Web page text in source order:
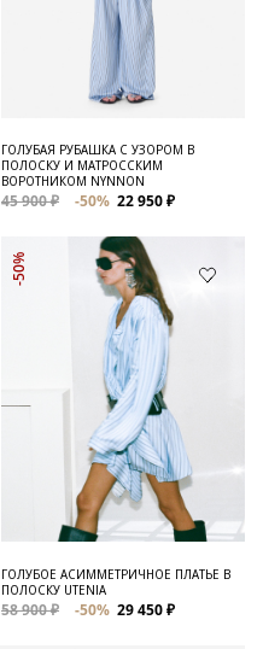
ГОЛУБАЯ РУБАШКА С УЗОРОМ В
ПОЛОСКУ И МАТРОССКИМ
ВОРОТНИКОМ NYNNON
45 900 ₽ -50% 22 950 ₽
-50%
ГОЛУБОЕ АСИММЕТРИЧНОЕ ПЛАТЬЕ В
ПОЛОСКУ UTENIA
58 900 ₽ -50% 29 450 ₽